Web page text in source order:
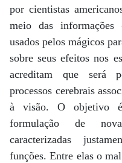
por cientistas
meio das informações
usados pelos mágicos
sobre seus efeitos nos
acreditam que será
processos cerebrais
à visão. O objetivo
formulação de
caracterizadas
funções. Entre elas o